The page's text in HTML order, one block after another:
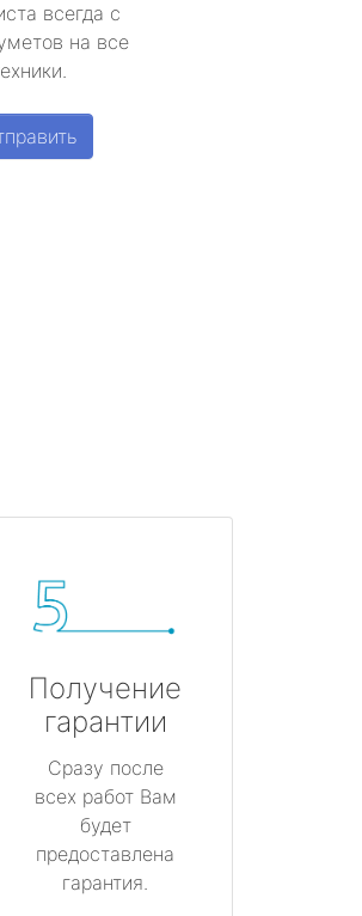
всегда с
на все
Получение
гарантии
Сразу после
всех работ Вам
будет
предоставлена
гарантия.